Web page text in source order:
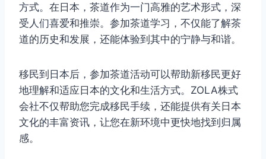
方式。在日本，茶道作为一门高雅的艺术形式，深
受人们喜爱和推崇。参加茶道学习，不仅能了解茶
道的历史和发展，还能体验到其中的宁静与和谐。
移民到日本后，参加茶道活动可以帮助新移民更好
地理解和适应日本的文化和生活方式。ZOLA株式
会社不仅帮助您完成移民手续，还能提供有关日本
文化的丰富资讯，让您在新环境中更快地找到归属
感。